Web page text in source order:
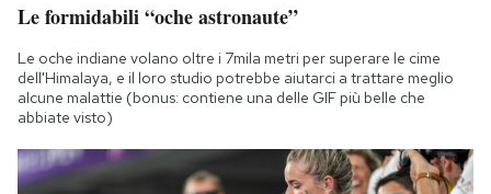
Le formidabili “oche astronaute”
Le oche indiane volano oltre i 7mila metri per superare le cime
dell'Himalaya, e il loro studio potrebbe aiutarci a trattare meglio
alcune malattie (bonus: contiene una delle GIF più belle che
abbiate visto)